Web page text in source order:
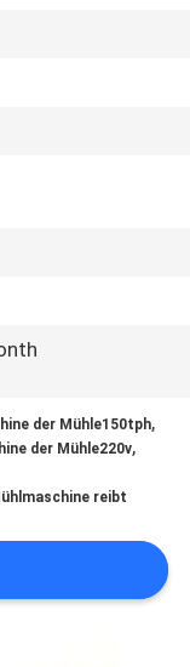
der Mühle150tph,
der Mühle220v,
reibt